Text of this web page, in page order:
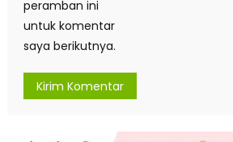
peramban ini
untuk komentar
saya berikutnya.